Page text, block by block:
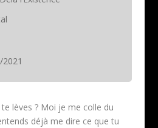
lèves ? Moi je me colle du
déjà me dire ce que tu